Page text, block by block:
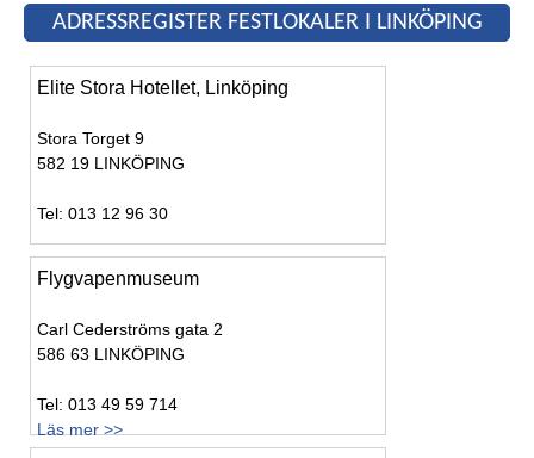
ADRESSREGISTER FESTLOKALER I LINKÖPING
Elite Stora Hotellet, Linköping
Stora Torget 9
582 19 LINKÖPING
Tel: 013 12 96 30
Flygvapenmuseum
Carl Cederströms gata 2
586 63 LINKÖPING
Tel: 013 49 59 714
Läs mer >>